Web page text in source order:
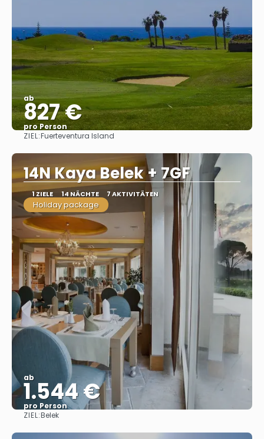
ab
827 €
pro Person
ZIEL:Fuerteventura Island
14N Kaya Belek + 7GF
1 ZIELE 14 NÄCHTE 7 AKTIVITÄTEN
Holiday package
ab
1.544 €
pro Person
ZIEL:Belek